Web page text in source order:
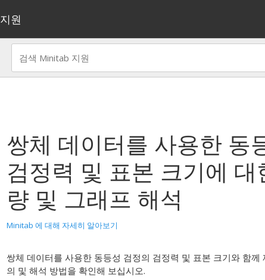
지원
쌍체 데이터를 사용한 동
검정력 및 표본 크기에 대
량 및 그래프 해석
Minitab 에 대해 자세히 알아보기
쌍체 데이터를 사용한 동등성 검정의 검정력 및 표본 크기와 함
의 및 해석 방법을 확인해 보십시오.